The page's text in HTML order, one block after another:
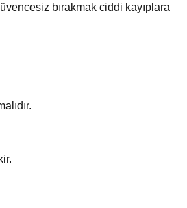
bırakmak ciddi kayıplara